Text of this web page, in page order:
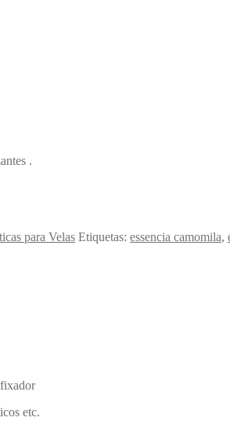
.
para Velas Etiquetas: essencia camomila,
etc.